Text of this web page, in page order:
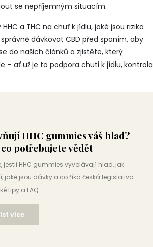
se nepříjemným situacím.
a THC na chuť k jídlu, jaké jsou rizika
dávkovat CBD před spaním, aby
do našich článků a zjistěte, který
– ať už je to podpora chuti k jídlu, kontrola
HHC gummies váš hlad?
potřebujete vědět
jestli HHC gummies vyvolávají hlad, jak
jaké jsou dávky a co říká česká legislativa.
tipy a FAQ.
více